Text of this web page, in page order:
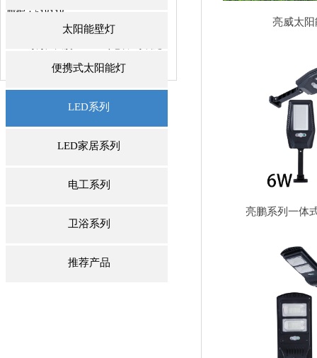
太阳能壁灯
便携式太阳能灯
LED系列
LED家居系列
电工系列
卫浴系列
推荐产品
亮威太
亮鹏系列一体
邮编：518118
地址：深圳市龙岗区中心城龙岗大道
城广场站D出口